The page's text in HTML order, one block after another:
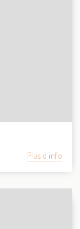
Plus d'info